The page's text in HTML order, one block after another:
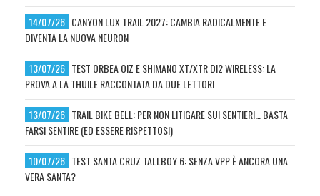
14/07/26 CANYON LUX TRAIL 2027: CAMBIA RADICALMENTE E
DIVENTA LA NUOVA NEURON
13/07/26 TEST ORBEA OIZ E SHIMANO XT/XTR DI2 WIRELESS: LA
PROVA A LA THUILE RACCONTATA DA DUE LETTORI
13/07/26 TRAIL BIKE BELL: PER NON LITIGARE SUI SENTIERI… BASTA
FARSI SENTIRE (ED ESSERE RISPETTOSI)
10/07/26 TEST SANTA CRUZ TALLBOY 6: SENZA VPP È ANCORA UNA
VERA SANTA?